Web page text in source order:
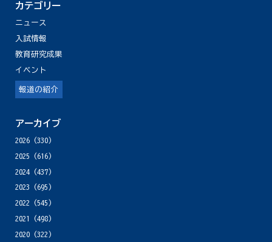
カテゴリー
ニュース
入試情報
教育研究成果
イベント
報道の紹介
アーカイブ
2026(330)
2025 (616)
2024(437)
2023 (695)
2022 (545)
2021
(498)
2020(322)